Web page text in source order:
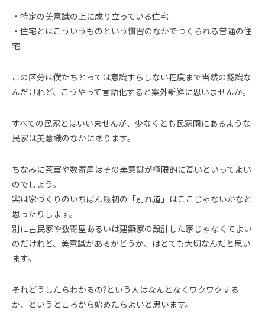
・特定の美意識の上に成り立っている住宅
・住宅とはこういうものという慣習のなかでつくられる普通の住
宅
この区分は僕たちとっては意識すらしない程度まで当然の認識な
んだけれど、こうやって言語化すると案外新鮮に思いませんか。
すべての民家とはいいませんが、少なくとも民家園にあるような
民家は美意識のなかにあります。
ちなみに茶室や数寄屋はその美意識が極限的に高いといってよい
のでしょう。
実は家づくりのいちばん最初の「別れ道」はここじゃないかなと
思ったりします。
別に古民家や数寄屋あるいは建築家の設計した家じゃなくてよい
のだけれど、美意識があるかどうか、はとても大切なんだと思い
ます。
それどうしたらわかるの?という人はなんとなくワクワクする
か、というところから始めたらよいと思います。